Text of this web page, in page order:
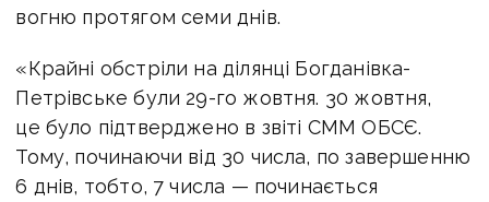
вогню протягом семи днів.
«Крайні обстріли на ділянці Богданівка-
Петрівське були 29-го жовтня. 30 жовтня,
це було підтверджено в звіті СММ ОБСЄ.
Тому, починаючи від 30 числа, по завершенню
6 днів, тобто, 7 числа — починається